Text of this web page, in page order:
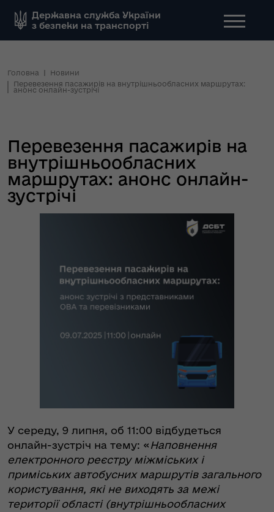
Державна служба України
з безпеки на транспорті
Головна
Новини
Перевезення пасажирів на внутрішньообласних маршрутах:
анонс онлайн-зустрічі
Перевезення пасажирів на
внутрішньообласних
маршрутах: анонс онлайн-
зустрічі
У середу, 9 липня, об 11:00 відбудеться
онлайн-зустріч на тему: « Наповнення
електронного реєстру міжміських і
приміських автобусних маршрутів загального
користування, які не виходять за межі
території області (внутрішньообласних